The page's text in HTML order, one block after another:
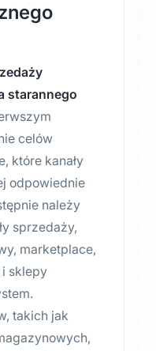
starannego
celów
które kanały
odpowiednie
należy
sprzedaży,
marketplace,
i sklepy
takich jak